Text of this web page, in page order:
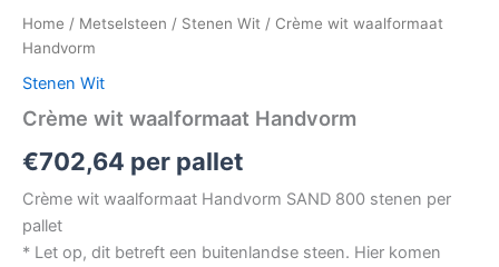
Home / Metselsteen / Stenen Wit / Crème wit waalformaat
Handvorm
Stenen Wit
Crème wit waalformaat Handvorm
€702,64 per pallet
Crème wit waalformaat Handvorm SAND 800 stenen per
pallet
* Let op, dit betreft een buitenlandse steen. Hier komen